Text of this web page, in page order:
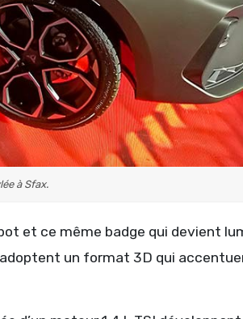
à Sfax.
et ce même badge qui devient
un format 3D qui